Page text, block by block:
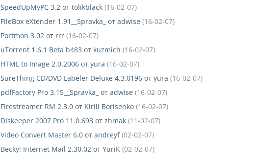
SpeedUpMyPC 3.2 от tolikblack (16-02-07)
FileBox eXtender 1.91__Spravka_ от adwise (16-02-07)
Portmon 3.02 от rrr (16-02-07)
uTorrent 1.6.1 Beta b483 от kuzmich (16-02-07)
HTML to Image 2.0.2006 от yura (16-02-07)
SureThing CD/DVD Labeler Deluxe 4.3.0196 от yura (16-02-07)
pdfFactory Pro 3.15__Spravka_ от adwise (16-02-07)
Firestreamer RM 2.3.0 от Kirill Borisenko (16-02-07)
Diskeeper 2007 Pro 11.0.693 от zhmak (11-02-07)
Video Convert Master 6.0 от andreyf (02-02-07)
Becky! Internet Mail 2.30.02 от YuriK (02-02-07)